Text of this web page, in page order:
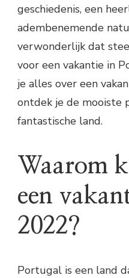
geschiedenis, een
adembenemende
verwonderlijk dat
voor een vakantie in
je alles over een
ontdek je de mooiste
fantastische land.
Waarom
een
2022?
Portugal is een land